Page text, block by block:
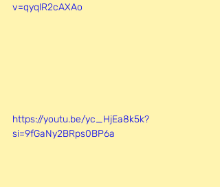
v=qyqlR2cAXAo
https://youtu.be/yc_HjEa8k5k?
si=9fGaNy2BRps0BP6a